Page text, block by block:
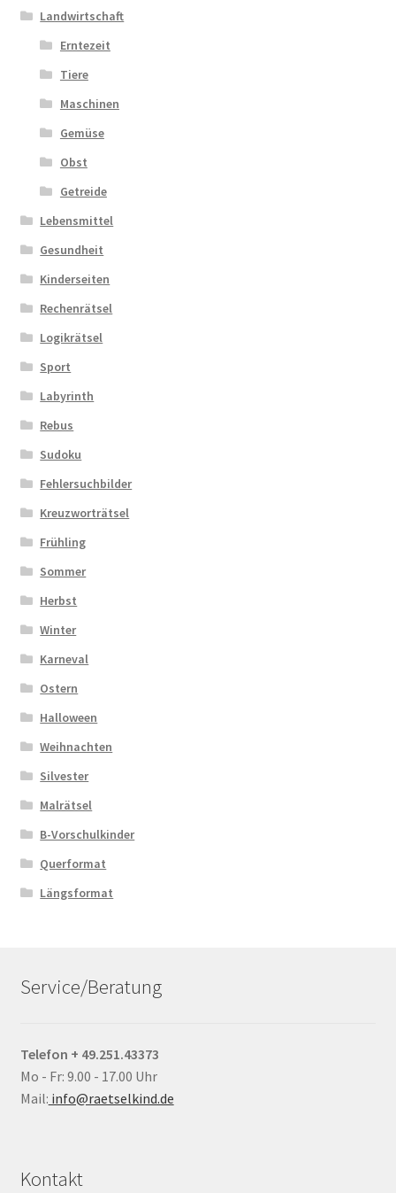
Landwirtschaft
Erntezeit
Tiere
Maschinen
Gemüse
Obst
Getreide
Lebensmittel
Gesundheit
Kinderseiten
Rechenrätsel
Logikrätsel
Sport
Labyrinth
Rebus
Sudoku
Fehlersuchbilder
Kreuzworträtsel
Frühling
Sommer
Herbst
Winter
Karneval
Ostern
Halloween
Weihnachten
Silvester
Malrätsel
B-Vorschulkinder
Querformat
Längsformat
Service/Beratung
Telefon + 49.251.43373
Mo - Fr: 9.00 - 17.00 Uhr
Mail: info@raetselkind.de
Kontakt